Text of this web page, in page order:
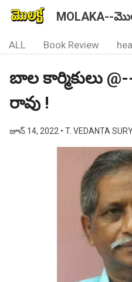
MOLAKA--
ALL Book Review
బాల కార్మికులు
రావు !
జూన్ 14, 2022 • T. VEDANTA